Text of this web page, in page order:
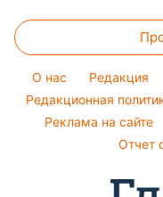
Настя Каменских
Виталий
Новости
Новости Полтавы
Новости Одессы
Новости Сум
Новости Черкассы
Простые блюда
Курс валют
Погода на сегодня
Погода на завтра
Пылевая буря
Окрашивание
Красивый маникюр
Модные ошибки
Новости моды
Советы от Андре
O нас Редакция
Редакционная
Реклама на сайте
Отчет